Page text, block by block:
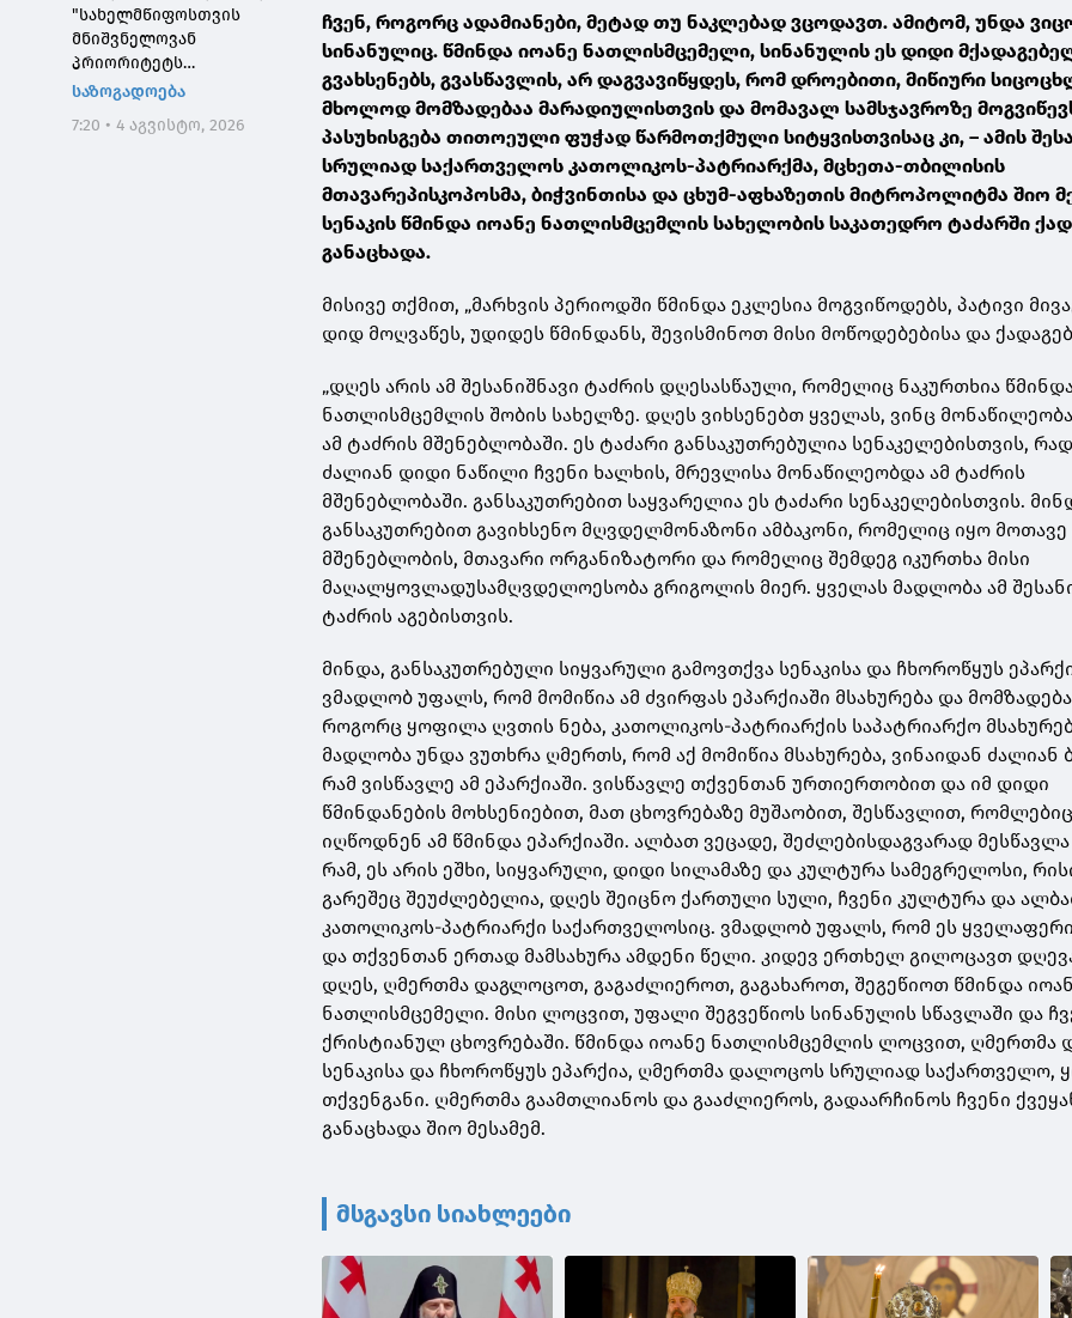
"სახელმწიფოსთვის
მნიშვნელოვან
პრიორიტეტს
საქართველოს ტყეების,
დეგრადირებული
საზოგადოება
7:20 • 4 აგვისტო, 2026
ჩვენ, როგორც ადამიანები, მეტად თუ ნაკლებად ვცოდავთ. ამიტომ, უნდა
სინანულიც. წმინდა იოანე ნათლისმცემელი, სინანულის ეს დიდი
გვახსენებს, გვასწავლის, არ დაგვავიწყდეს, რომ დროებითი, მიწიური
მხოლოდ მომზადებაა მარადიულისთვის და მომავალ სამსჯავროზე
პასუხისგება თითოეული ფუჭად წარმოთქმული სიტყვისთვისაც კი, – ამის
სრულიად საქართველოს კათოლიკოს-პატრიარქმა, მცხეთა-თბილისის
მთავარეპისკოპოსმა, ბიჭვინთისა და ცხუმ-აფხაზეთის მიტროპოლიტმა შიო
სენაკის წმინდა იოანე ნათლისმცემლის სახელობის საკათედრო ტაძარში
განაცხადა.
მისივე თქმით, „მარხვის პერიოდში წმინდა ეკლესია მოგვიწოდებს, პატივი
დიდ მოღვაწეს, უდიდეს წმინდანს, შევისმინოთ მისი მოწოდებებისა და
„დღეს არის ამ შესანიშნავი ტაძრის დღესასწაული, რომელიც ნაკურთხია
ნათლისმცემლის შობის სახელზე. დღეს ვიხსენებთ ყველას, ვინც
ამ ტაძრის მშენებლობაში. ეს ტაძარი განსაკუთრებულია სენაკელებისთვის,
ძალიან დიდი ნაწილი ჩვენი ხალხის, მრევლისა მონაწილეობდა ამ ტაძრის
მშენებლობაში. განსაკუთრებით საყვარელია ეს ტაძარი სენაკელებისთვის.
განსაკუთრებით გავიხსენო მღვდელმონაზონი ამბაკონი, რომელიც იყო მოთავე
მშენებლობის, მთავარი ორგანიზატორი და რომელიც შემდეგ იკურთხა მისი
მაღალყოვლადუსამღვდელოესობა გრიგოლის მიერ. ყველას მადლობა ამ
ტაძრის აგებისთვის.
მინდა, განსაკუთრებული სიყვარული გამოვთქვა სენაკისა და ჩხოროწყუს
ვმადლობ უფალს, რომ მომიწია ამ ძვირფას ეპარქიაში მსახურება და
როგორც ყოფილა ღვთის ნება, კათოლიკოს-პატრიარქის საპატრიარქო
მადლობა უნდა ვუთხრა ღმერთს, რომ აქ მომიწია მსახურება, ვინაიდან ძალიან
რამ ვისწავლე ამ ეპარქიაში. ვისწავლე თქვენთან ურთიერთობით და იმ დიდი
წმინდანების მოხსენიებით, მათ ცხოვრებაზე მუშაობით, შესწავლით, რომლებიც
იღწოდნენ ამ წმინდა ეპარქიაში. ალბათ ვეცადე, შეძლებისდაგვარად
რამ, ეს არის ეშხი, სიყვარული, დიდი სილამაზე და კულტურა სამეგრელოსი,
გარეშეც შეუძლებელია, დღეს შეიცნო ქართული სული, ჩვენი კულტურა და
კათოლიკოს-პატრიარქი საქართველოსიც. ვმადლობ უფალს, რომ ეს
და თქვენთან ერთად მამსახურა ამდენი წელი. კიდევ ერთხელ გილოცავთ
დღეს, ღმერთმა დაგლოცოთ, გაგაძლიეროთ, გაგახაროთ, შეგეწიოთ წმინდა
ნათლისმცემელი. მისი ლოცვით, უფალი შეგვეწიოს სინანულის სწავლაში და
ქრისტიანულ ცხოვრებაში. წმინდა იოანე ნათლისმცემლის ლოცვით, ღმერთმა
სენაკისა და ჩხოროწყუს ეპარქია, ღმერთმა დალოცოს სრულიად საქართველო,
თქვენგანი. ღმერთმა გაამთლიანოს და გააძლიეროს, გადაარჩინოს ჩვენი
განაცხადა შიო მესამემ.
მსგავსი სიახლეები